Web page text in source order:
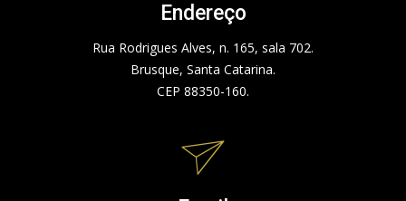
Endereço
Rua Rodrigues Alves, n. 165, sala 702.
Brusque, Santa Catarina.
CEP 88350-160.